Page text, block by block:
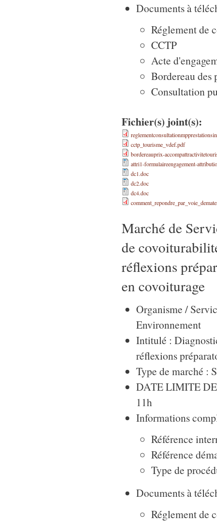
Documents à
Réglement de
CCTP
Acte
Bordereau des
Consultation
Fichier(s) joint(s):
cctp_tourisme_vdef.pdf
bordereauprix-
attri1-formulaireengagement-
dc1.doc
dc2.doc
dc4.doc
Marché de
de
réflexions
en covoiturage
Organisme /
Environnement
Intitulé :
réflexions
Type de marché :
DATE LIMITE DE
11h
Informations
Référence
Référence
Type de
Documents à
Réglement de